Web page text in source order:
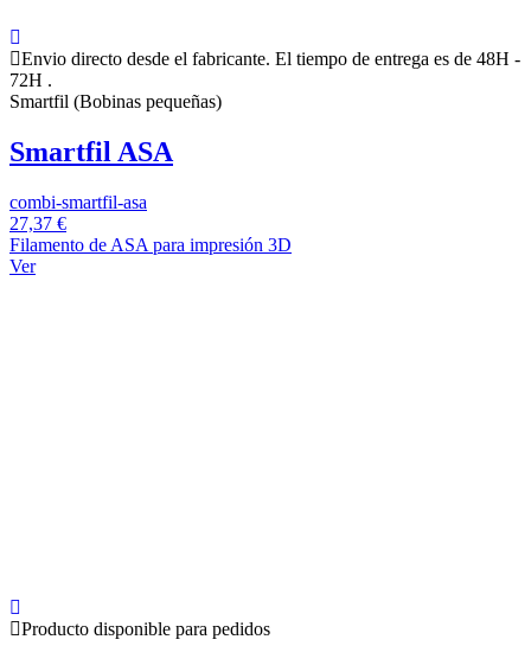
Envio directo desde el fabricante. El tiempo de entrega es de 48H -
72H .
Smartfil (Bobinas pequeñas)
Smartfil ASA
combi-smartfil-asa
27,37 €
Filamento de ASA para impresión 3D
Ver
Producto disponible para pedidos